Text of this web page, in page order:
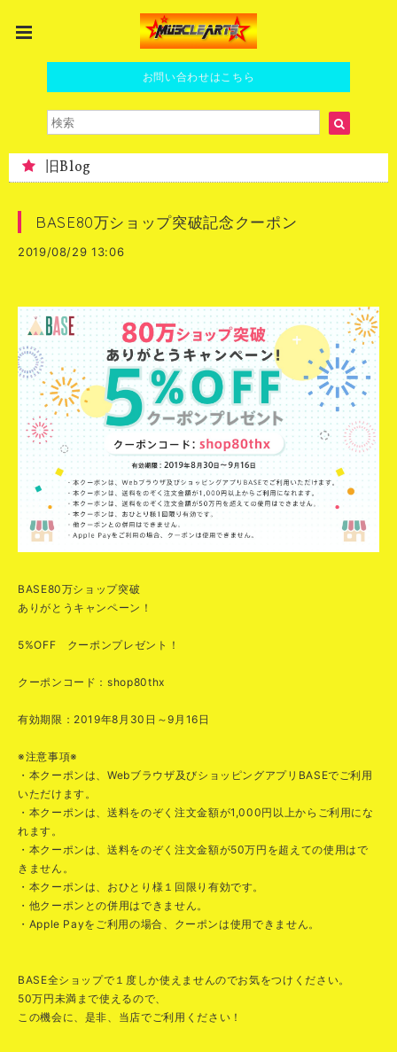
お問い合わせはこちら
旧Blog
BASE80万ショップ突破記念クーポン
2019/08/29 13:06
BASE80万ショップ突破
ありがとうキャンペーン！
5%OFF クーポンプレゼント！
クーポンコード：shop80thx
有効期限：2019年8月30日～9月16日
※注意事項※
・本クーポンは、Webブラウザ及びショッピングアプリBASEでご利用
いただけます。
・本クーポンは、送料をのぞく注文金額が1,000円以上からご利用にな
れます。
・本クーポンは、送料をのぞく注文金額が50万円を超えての使用はで
きません。
・本クーポンは、おひとり様１回限り有効です。
・他クーポンとの併用はできません。
・Apple Payをご利用の場合、クーポンは使用できません。
BASE全ショップで１度しか使えませんのでお気をつけください。
50万円未満まで使えるので、
この機会に、是非、当店でご利用ください！